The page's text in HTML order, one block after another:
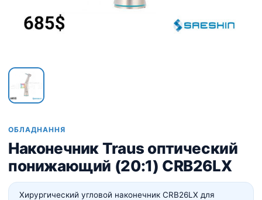
ОБЛАДНАННЯ
Наконечник Traus оптический
понижающий (20:1) CRB26LX
Хирургический угловой наконечник CRB26LX для